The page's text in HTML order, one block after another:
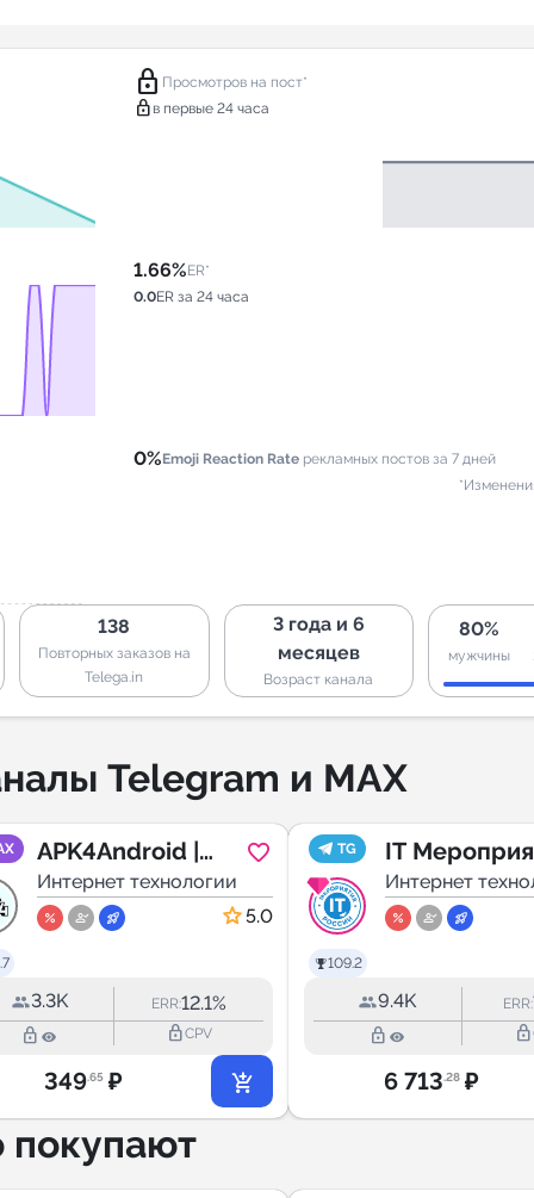
lock Просмотров на пост*
lock в первые 24 часа
1.66%ER*
0.0ER за 24 часа
0%Emoji Reaction Rate рекламных постов за 7 дней
138
Повторных заказов на
Telega.in
3 года и 6
месяцев
Возраст канала
80%
мужчины
Telegram и MAX
APK4Android |
Игры и
программы на
Интернет технологии
5.0
3.3K ERR:12.1%
lock_outline lock_outlineCPV
349.65 ₽
TG
109.2
IT
России |
Интернет
9.4K ERR:
lock_outline lock_outline
6 713.28 ₽
покупают